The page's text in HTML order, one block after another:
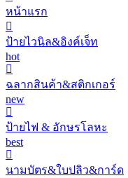
หน้าแรก
ป้ายไวนิล&อิงค์เจ็ท
hot
ฉลากสินค้า&สติกเกอร์
new
ป้ายไฟ & อักษรโลหะ
best
นามบัตร&ใบปลิว&การ์ด